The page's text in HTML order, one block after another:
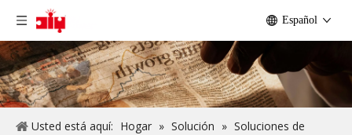
Español
Usted está aquí: Hogar » Solución » Soluciones de